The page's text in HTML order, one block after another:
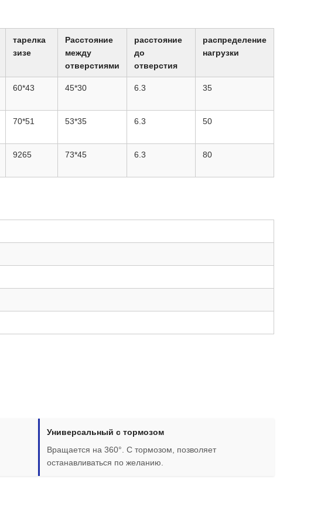
тарелка
зизе
Расстояние
между
отверстиями
расстояние
до
отверстия
распределение
нагрузки
60*43 45*30 6.3 35
70*51 53*35 6.3 50
9265 73*45 6.3 80
Универсальный с тормозом
Вращается на 360°. С тормозом, позволяет
останавливаться по желанию.